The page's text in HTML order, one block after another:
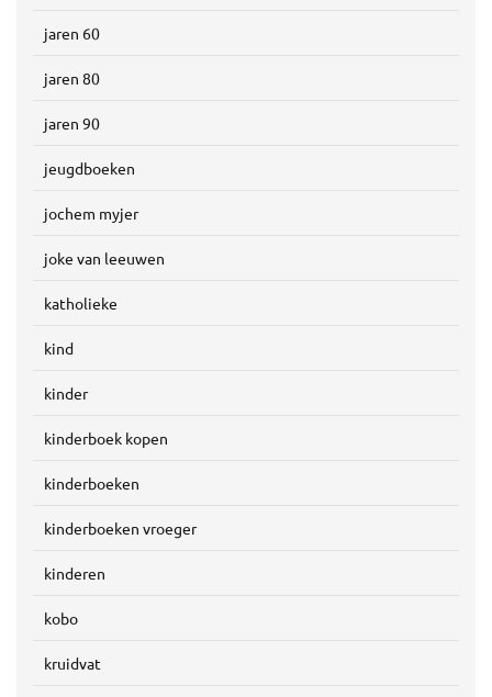
jaren 60
jaren 80
jaren 90
jeugdboeken
jochem myjer
joke van leeuwen
katholieke
kind
kinder
kinderboek kopen
kinderboeken
kinderboeken vroeger
kinderen
kobo
kruidvat